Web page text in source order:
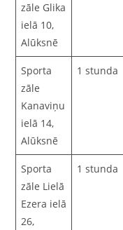
zāle Glika
ielā 10,
Alūksnē
Sporta
zāle
Kanaviņu
ielā 14,
Alūksnē
1 stunda
Sporta
zāle Lielā
Ezera ielā
26,
1 stunda